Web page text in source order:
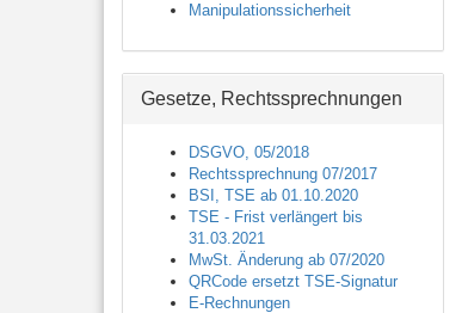
Manipulationssicherheit
Gesetze, Rechtssprechnungen
DSGVO, 05/2018
Rechtssprechnung 07/2017
BSI, TSE ab 01.10.2020
TSE - Frist verlängert bis
31.03.2021
MwSt. Änderung ab 07/2020
QRCode ersetzt TSE-Signatur
E-Rechnungen